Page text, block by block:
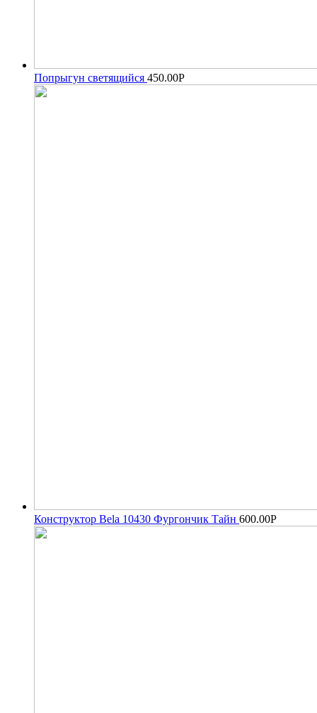
Попрыгун светящийся 450.00Р
Конструктор Bela 10430 Фургончик Тайн 600.00Р